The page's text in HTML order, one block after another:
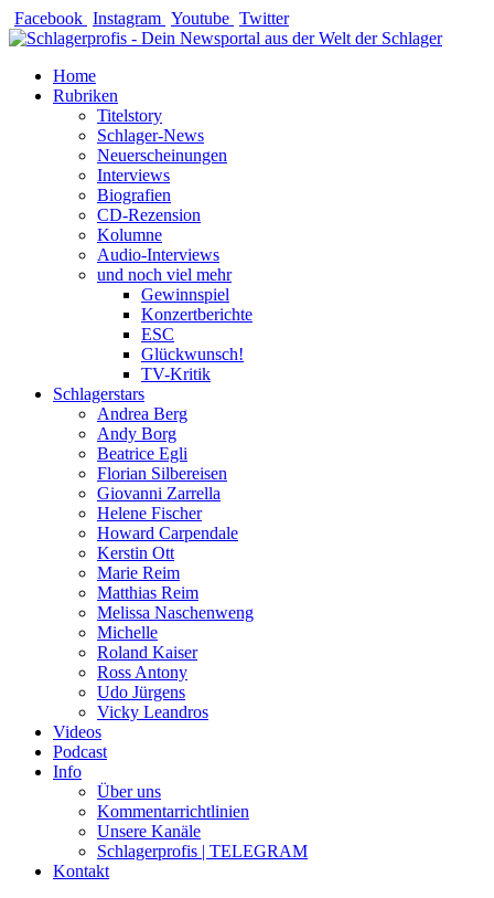
Zum
Inhalt
Facebook Instagram Youtube Twitter
Home
Rubriken
Titelstory
Schlager-News
Neuerscheinungen
Interviews
Biografien
CD-Rezension
Kolumne
Audio-Interviews
und noch viel mehr
Gewinnspiel
Konzertberichte
ESC
Glückwunsch!
TV-Kritik
Schlagerstars
Andrea Berg
Andy Borg
Beatrice Egli
Florian Silbereisen
Giovanni Zarrella
Helene Fischer
Howard Carpendale
Kerstin Ott
Marie Reim
Matthias Reim
Melissa Naschenweng
Michelle
Roland Kaiser
Ross Antony
Udo Jürgens
Vicky Leandros
Videos
Podcast
Info
Über uns
Kommentarrichtlinien
Unsere Kanäle
Schlagerprofis | TELEGRAM
Kontakt